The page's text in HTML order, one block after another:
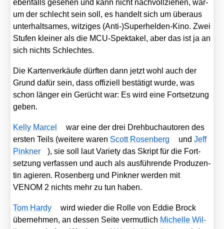
eben­falls gese­hen und kann nicht nach­voll­zie­hen, war­
um der schlecht sein soll, es han­delt sich um über­aus
unter­halt­sa­mes, wit­zi­ges (Anti-)Superhelden-Kino. Zwei
Stu­fen klei­ner als die MCU-Spek­ta­kel, aber das ist ja an
sich nichts Schlech­tes.
Die Kar­ten­ver­käu­fe dürf­ten dann jetzt wohl auch der
Grund dafür sein, dass offi­zi­ell bestä­tigt wur­de, was
schon län­ger ein Gerücht war: Es wird eine Fort­set­zung
geben.
Kel­ly Mar­cel
war eine der drei Dreh­buch­au­to­ren des
ers­ten Teils (wei­te­re waren Scott Rosen­berg undJeff
Pin­k­ner
), sie soll laut Varie­ty das Skript für die Fort­
set­zung ver­fas­sen und auch als aus­füh­ren­de Pro­du­zen­
tin agie­ren. Rosen­berg und Pin­k­ner wer­den mit
VENOM 2 nichts mehr zu tun haben.
Tom Har­dy
wird wie­der die Rol­le von Eddie Brock
über­neh­men, an des­sen Sei­te ver­mut­lich Michel­le Wil­